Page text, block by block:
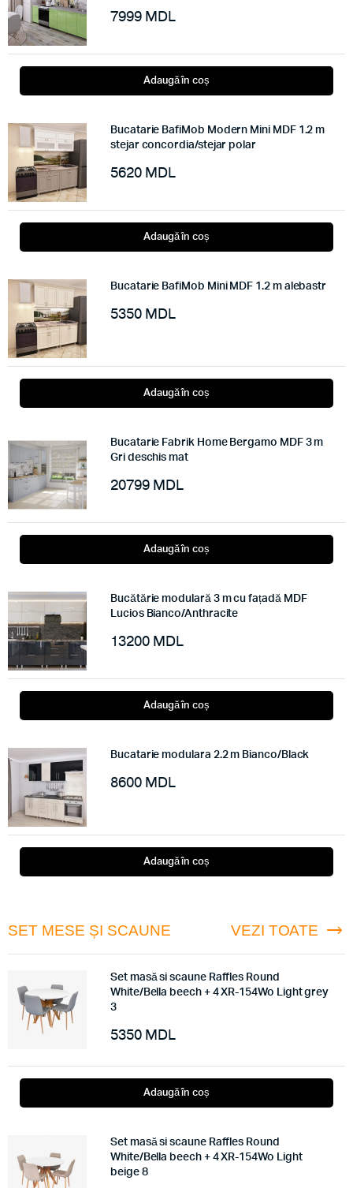
7999 MDL
Adaugă în coș
Bucatarie BafiMob Modern Mini MDF 1.2 m
stejar concordia/stejar polar
5620 MDL
Adaugă în coș
Bucatarie BafiMob Mini MDF 1.2 m alebastr
5350 MDL
Adaugă în coș
Bucatarie Fabrik Home Bergamo MDF 3 m
Gri deschis mat
20799 MDL
Adaugă în coș
Bucătărie modulară 3 m cu fațadă MDF
Lucios Bianco/Anthracite
13200 MDL
Adaugă în coș
Bucatarie modulara 2.2 m Bianco/Black
8600 MDL
Adaugă în coș
SET MESE ȘI SCAUNE VEZI TOATE
Set masă si scaune Raffles Round
White/Bella beech + 4 XR-154Wo Light grey
3
5350 MDL
Adaugă în coș
Set masă si scaune Raffles Round
White/Bella beech + 4 XR-154Wo Light
beige 8